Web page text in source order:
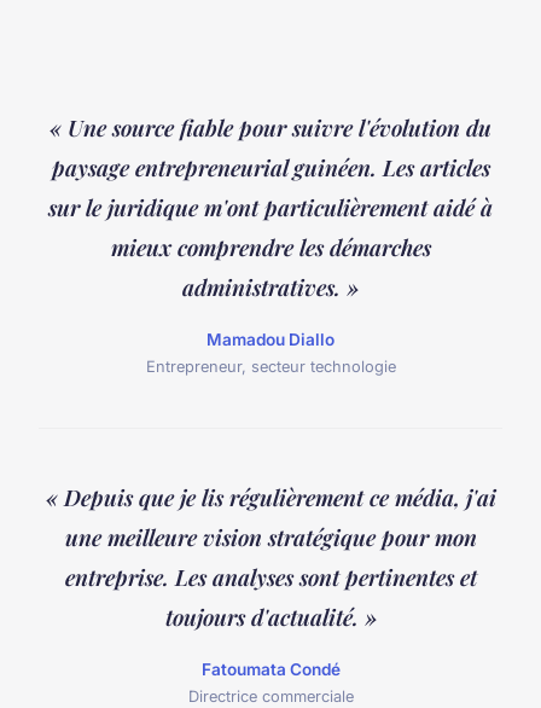
« Une source fiable pour suivre l'évolution du
paysage entrepreneurial guinéen. Les articles
sur le juridique m'ont particulièrement aidé à
mieux comprendre les démarches
administratives. »
Mamadou Diallo
Entrepreneur, secteur technologie
« Depuis que je lis régulièrement ce média, j'ai
une meilleure vision stratégique pour mon
entreprise. Les analyses sont pertinentes et
toujours d'actualité. »
Fatoumata Condé
Directrice commerciale